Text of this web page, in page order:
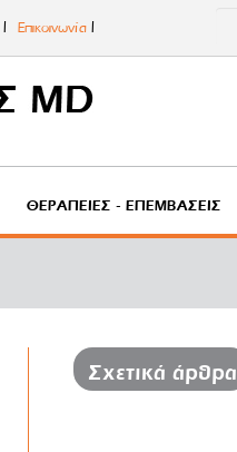
Επικοινωνία
ΘΕΡΑΠΕΊΕΣ - ΕΠΕΜΒΆΣΕΙΣ
Σχετικά άρθρα